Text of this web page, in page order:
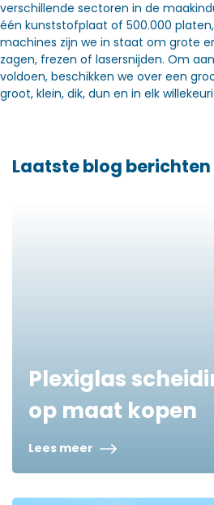
verschillende sectoren in de
één kunststofplaat of 500.000
machines zijn we in staat om grote
zagen, frezen of lasersnijden. Om
voldoen, beschikken we over een
groot, klein, dik, dun en in elk
Laatste blog berichten
Plexiglas
op maat kopen
Lees meer